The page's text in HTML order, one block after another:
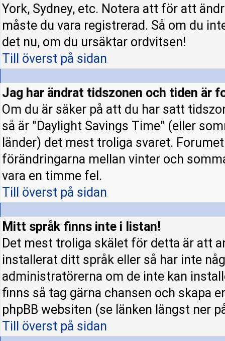
York, Sydney, etc. Notera att för att
måste du vara registrerad. Så om du
det nu, om du ursäktar ordvitsen!
Till överst på sidan
Jag har ändrat tidszonen och tiden är
Om du är säker på att du har satt
så är "Daylight Savings Time" (eller
länder) det mest troliga svaret.
förändringarna mellan vinter och
vara en timme fel.
Till överst på sidan
Mitt språk finns inte i listan!
Det mest troliga skälet för detta är att
installerat ditt språk eller så har inte
administratörerna om de inte kan
finns så tag gärna chansen och skapa
phpBB websiten (se länken längst ner
Till överst på sidan